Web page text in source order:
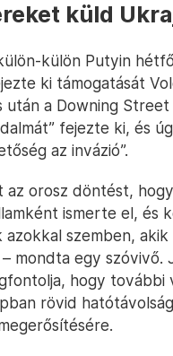
küld
külön Putyin
ki támogatását
a Downing
fejezte ki, és
az invázió”.
orosz döntést,
ismerte el, és
szemben,
mondta egy szóvivő.
hogy további
rövid